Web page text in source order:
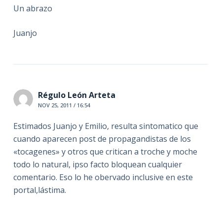
Un abrazo
Juanjo
Régulo León Arteta
NOV 25, 2011 / 16:54
Estimados Juanjo y Emilio, resulta sintomatico que
cuando aparecen post de propagandistas de los
«tocagenes» y otros que critican a troche y moche
todo lo natural, ipso facto bloquean cualquier
comentario. Eso lo he obervado inclusive en este
portal,lástima.